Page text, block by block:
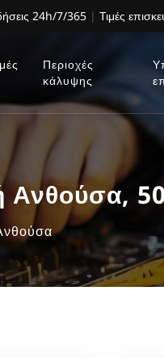
24h/7/365 | Τιμές
Περιοχές
κάλυψης
Ανθούσα,